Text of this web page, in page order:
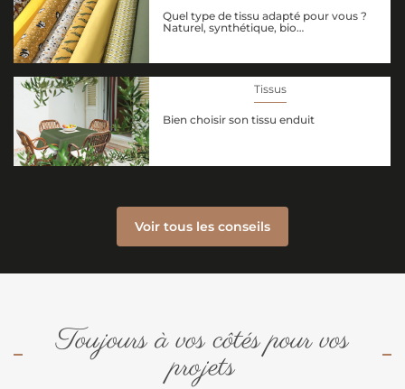
Quel type de tissu adapté pour vous ?
Naturel, synthétique, bio…
Tissus
Bien choisir son tissu enduit
Voir tous les conseils
Toujours à vos côtés pour vos
projets